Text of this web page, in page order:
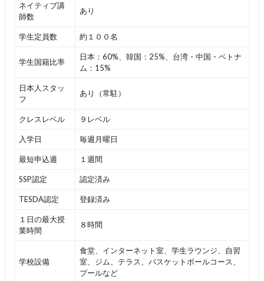
ネイティブ講
師数
あり
学生定員数 約１００名
学生国籍比率
日本：60%、韓国：25%、台湾・中国・ベトナ
ム：15%
日本人スタッ
フ
あり（常駐）
クレスレベル ９レベル
入学日 毎週月曜日
最短申込週 １週間
SSP認定 認定済み
TESDA認定 登録済み
１日の最大授
業時間
８時間
学校設備
食堂、インターネット室、学生ラウンジ、自習
室、ジム、テラス、バスケットボールコース、
プールなど